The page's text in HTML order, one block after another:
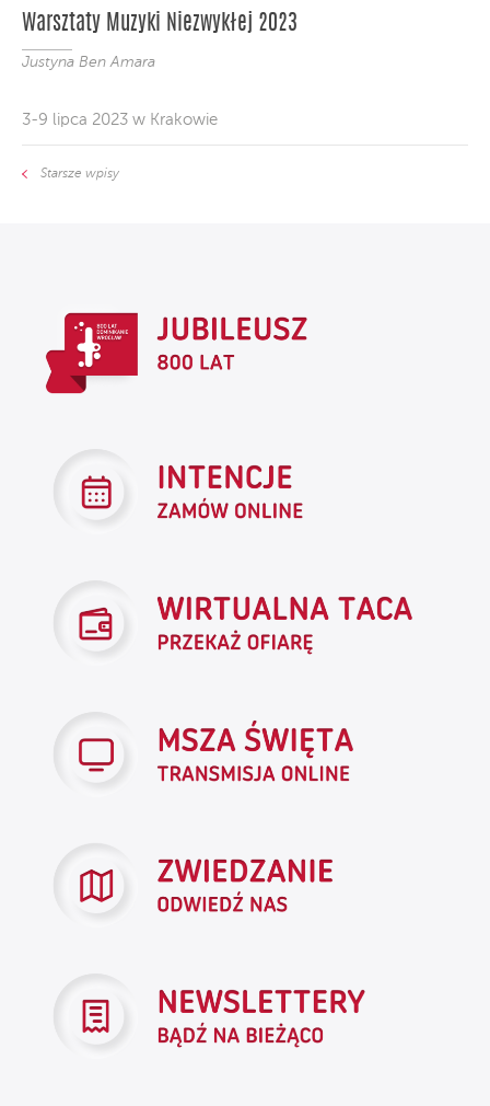
Warsztaty Muzyki Niezwykłej 2023
Justyna Ben Amara
3-9 lipca 2023 w Krakowie
Starsze wpisy